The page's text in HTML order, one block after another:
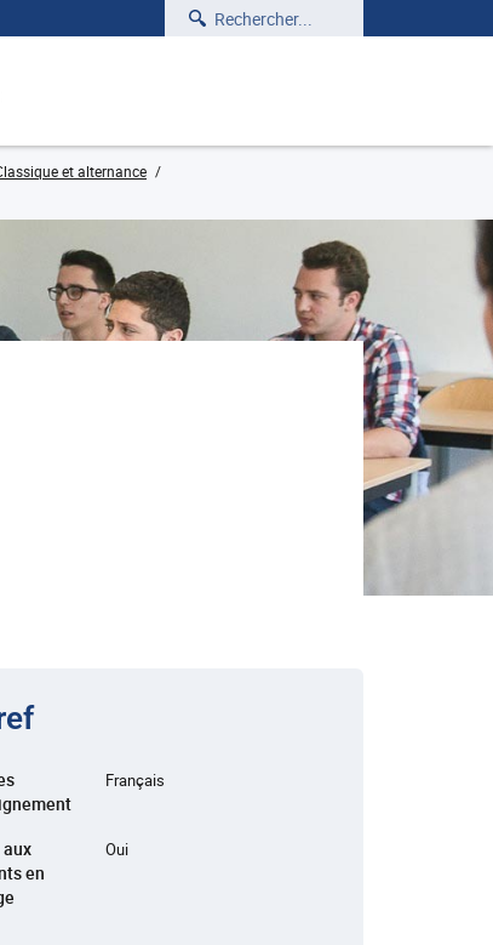
Rechercher
et alternance
Français
en
Oui